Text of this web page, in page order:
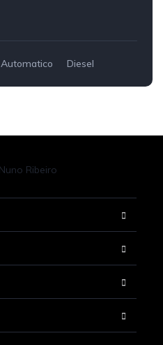
Automatico Diesel